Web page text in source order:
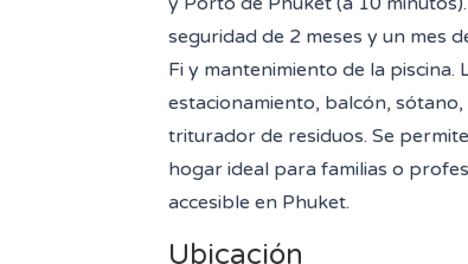
seguridad de 2 meses y un mes
Fi y mantenimiento de la piscina.
estacionamiento, balcón,
triturador de residuos. Se
hogar ideal para familias o
accesible en Phuket.
Ubicación